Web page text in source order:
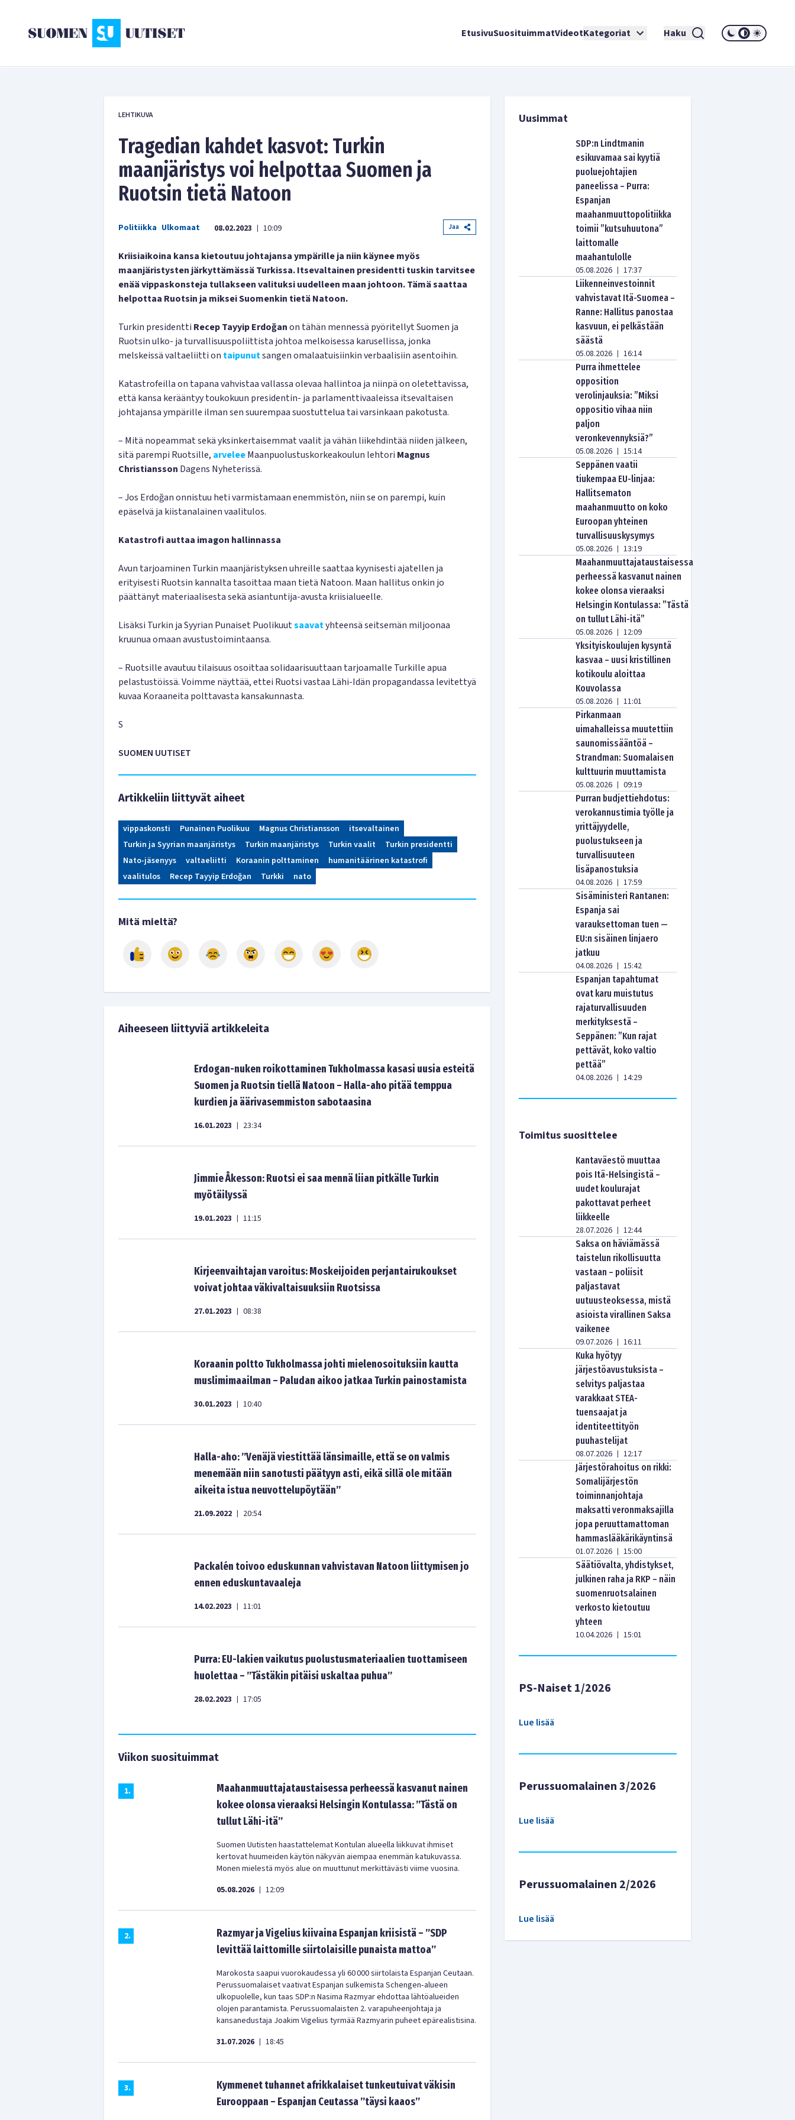
EtusivuSuosituimmatVideotKategoriat Haku
LEHTIKUVA
Tragedian kahdet kasvot: Turkin
maanjäristys voi helpottaa Suomen ja
Ruotsin tietä Natoon
Politiikka Ulkomaat 08.02.2023 | 10:09 Jaa
Kriisiaikoina kansa kietoutuu johtajansa ympärille ja niin käynee myös
maanjäristysten järkyttämässä Turkissa. Itsevaltainen presidenttituskin tarvitsee
enää vippaskonsteja tullakseen valituksi uudelleen maan johtoon. Tämä saattaa
helpottaa Ruotsin ja miksei Suomenkin tietä Natoon.
Turkin presidentti Recep Tayyip Erdoğanon tähän mennessä pyöritellyt Suomen ja
Ruotsin ulko- ja turvallisuuspoliittista johtoa melkoisessa karusellissa, jonka
melskeissä valtaeliitti on taipunutsangen omalaatuisiinkin verbaalisiin asentoihin.
Katastrofeilla on tapana vahvistaa vallassa olevaa hallintoa ja niinpä on oletettavissa,
että kansa kerääntyy toukokuun presidentin- ja parlamenttivaaleissa itsevaltaisen
johtajansa ympärille ilman sen suurempaa suostuttelua tai varsinkaan pakotusta.
– Mitä nopeammat sekä yksinkertaisemmat vaalit ja vähän liikehdintää niiden jälkeen,
sitä parempi Ruotsille, arveleeMaanpuolustuskorkeakoulun lehtori Magnus
Christiansson Dagens Nyheterissä.
– Jos Erdoğan onnistuu heti varmistamaan enemmistön, niin se on parempi, kuin
epäselvä ja kiistanalainen vaalitulos.
Katastrofi auttaa imagon hallinnassa
Avun tarjoaminen Turkin maanjäristyksen uhreille saattaa kyynisesti ajatellen ja
erityisesti Ruotsin kannalta tasoittaa maan tietä Natoon. Maan hallitus onkin jo
päättänyt materiaalisesta sekä asiantuntija-avusta kriisialueelle.
Lisäksi Turkin ja Syyrian Punaiset Puolikuutsaavatyhteensä seitsemän miljoonaa
kruunua omaan avustustoimintaansa.
– Ruotsille avautuu tilaisuus osoittaa solidaarisuuttaan tarjoamalle Turkille apua
pelastustöissä. Voimme näyttää, ettei Ruotsi vastaa Lähi-Idän propagandassa levitettyä
kuvaa Koraaneita polttavasta kansakunnasta.
S
SUOMEN UUTISET
Artikkeliin liittyvät aiheet
vippaskonsti Punainen Puolikuu Magnus Christiansson
itsevaltainen
Turkin ja Syyrian maanjäristys
Turkin maanjäristys Turkin vaalit
Turkin presidentti
Nato-jäsenyys
valtaeliitti Koraanin polttaminen
humanitäärinen katastrofi
vaalitulos
Recep Tayyip Erdoğan Turkki nato
Mitä mieltä?
Aiheeseen liittyviä artikkeleita
Erdogan-nuken roikottaminen Tukholmassa kasasi uusia esteitä
Suomen ja Ruotsin tiellä Natoon – Halla-aho pitää temppua
kurdien ja äärivasemmiston sabotaasina
16.01.2023 | 23:34
Jimmie Åkesson: Ruotsi ei saa mennä liian pitkälle Turkin
myötäilyssä
19.01.2023 | 11:15
Kirjeenvaihtajan varoitus: Moskeijoiden perjantairukoukset
voivat johtaa väkivaltaisuuksiin Ruotsissa
27.01.2023 | 08:38
Koraanin poltto Tukholmassa johti mielenosoituksiin kautta
muslimimaailman – Paludan aikoo jatkaa Turkin painostamista
30.01.2023 | 10:40
Halla-aho: ”Venäjä viestittää länsimaille, että se on valmis
menemään niin sanotusti päätyyn asti, eikä sillä ole mitään
aikeita istua neuvottelupöytään”
21.09.2022 | 20:54
Packalén toivoo eduskunnan vahvistavan Natoon liittymisen jo
ennen eduskuntavaaleja
14.02.2023 | 11:01
Purra: EU-lakien vaikutus puolustusmateriaalien tuottamiseen
huolettaa – ”Tästäkin pitäisi uskaltaa puhua”
28.02.2023 | 17:05
Viikon suosituimmat
1.
Maahanmuuttajataustaisessa perheessä kasvanut nainen
kokee olonsa vieraaksi Helsingin Kontulassa: ”Tästä on
tullut Lähi-itä”
Suomen Uutisten haastattelemat Kontulan alueella liikkuvat ihmiset
kertovat huumeiden käytön näkyvän aiempaa enemmän katukuvassa.
Monen mielestä myös alue on muuttunut merkittävästi viime vuosina.
05.08.2026 | 12:09
2.
Razmyar ja Vigelius kiivaina Espanjan kriisistä – ”SDP
levittää laittomille siirtolaisille punaista mattoa”
Marokosta saapui vuorokaudessa yli 60 000 siirtolaista Espanjan Ceutaan.
Perussuomalaiset vaativat Espanjan sulkemista Schengen‑alueen
ulkopuolelle, kun taas SDP:n Nasima Razmyar ehdottaa lähtöalueiden
olojen parantamista. Perussuomalaisten 2. varapuheenjohtaja ja
kansanedustaja Joakim Vigelius tyrmää Razmyarin puheet epärealistisina.
31.07.2026 | 18:45
3.
Kymmenet tuhannet afrikkalaiset tunkeutuivat väkisin
Eurooppaan – Espanjan Ceutassa ”täysi kaaos”
Uusimmat
SDP:n Lindtmanin
esikuvamaa sai kyytiä
puoluejohtajien
paneelissa – Purra:
Espanjan
maahanmuuttopolitiikka
toimii ”kutsuhuutona”
laittomalle
maahantulolle
05.08.2026 | 17:37
Liikenneinvestoinnit
vahvistavat Itä-Suomea –
Ranne: Hallitus panostaa
kasvuun, ei pelkästään
säästä
05.08.2026 | 16:14
Purra ihmettelee
opposition
verolinjauksia: ”Miksi
oppositio vihaa niin
paljon
veronkevennyksiä?”
05.08.2026 | 15:14
Seppänen vaatii
tiukempaa EU-linjaa:
Hallitsematon
maahanmuutto on koko
Euroopan yhteinen
turvallisuuskysymys
05.08.2026 | 13:19
Maahanmuuttajataustaisessa
perheessä kasvanut nainen
kokee olonsa vieraaksi
Helsingin Kontulassa: ”Tästä
on tullut Lähi-itä”
05.08.2026 | 12:09
Yksityiskoulujen kysyntä
kasvaa – uusi kristillinen
kotikoulu aloittaa
Kouvolassa
05.08.2026 | 11:01
Pirkanmaan
uimahalleissa muutettiin
saunomissääntöä –
Strandman: Suomalaisen
kulttuurin muuttamista
05.08.2026 | 09:19
Purran budjettiehdotus:
verokannustimia työlle ja
yrittäjyydelle,
puolustukseen ja
turvallisuuteen
lisäpanostuksia
04.08.2026 | 17:59
Sisäministeri Rantanen:
Espanja sai
varauksettoman tuen —
EU:n sisäinen linjaero
jatkuu
04.08.2026 | 15:42
Espanjan tapahtumat
ovat karu muistutus
rajaturvallisuuden
merkityksestä –
Seppänen: ”Kun rajat
pettävät, koko valtio
pettää”
04.08.2026 | 14:29
Toimitus suosittelee
Kantaväestö muuttaa
pois Itä-Helsingistä –
uudet koulurajat
pakottavat perheet
liikkeelle
28.07.2026 | 12:44
Saksa on häviämässä
taistelun rikollisuutta
vastaan – poliisit
paljastavat
uutuusteoksessa, mistä
asioista virallinen Saksa
vaikenee
09.07.2026 | 16:11
Kuka hyötyy
järjestöavustuksista –
selvitys paljastaa
varakkaat STEA-
tuensaajat ja
identiteettityön
puuhastelijat
08.07.2026 | 12:17
Järjestörahoitus on rikki:
Somalijärjestön
toiminnanjohtaja
maksatti veronmaksajilla
jopa peruuttamattoman
hammaslääkärikäyntinsä
01.07.2026 | 15:00
Säätiövalta, yhdistykset,
julkinen raha ja RKP – näin
suomenruotsalainen
verkosto kietoutuu
yhteen
10.04.2026 | 15:01
PS-Naiset 1/2026
Lue lisää
Perussuomalainen 3/2026
Lue lisää
Perussuomalainen 2/2026
Lue lisää